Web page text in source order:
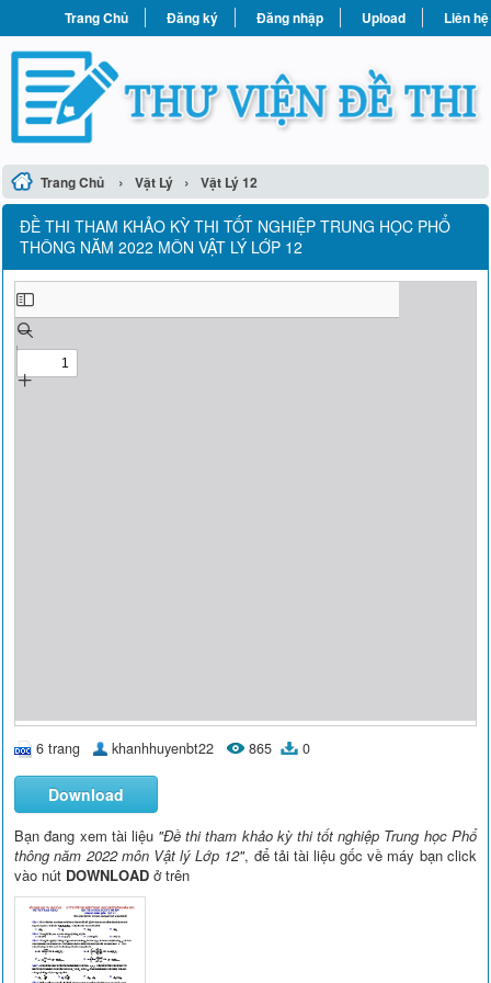
Trang Chủ Đăng ký Đăng nhập Upload Liên hệ
Trang Chủ › Vật Lý › Vật Lý 12
ĐỀ THI THAM KHẢO KỲ THI TỐT NGHIỆP TRUNG HỌC PHỔ
THÔNG NĂM 2022 MÔN VẬT LÝ LỚP 12
6 trang khanhhuyenbt22 865 0
Download
Bạn đang xem tài liệu "Đề thi tham khảo kỳ thi tốt nghiệp Trung học Phổ
thông năm 2022 môn Vật lý Lớp 12", để tải tài liệu gốc về máy bạn click
vào nút DOWNLOAD ở trên